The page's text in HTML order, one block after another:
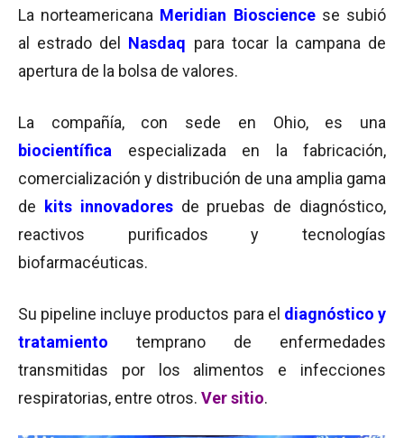
La norteamericana Meridian Biosciencese subió
al estrado del Nasdaq para tocar la campana de
apertura de la bolsa de valores.
La compañía, con sede en Ohio, es una
biocientífica especializada en la fabricación,
comercialización y distribución de una amplia gama
de
kits innovadoresde pruebas de diagnóstico,
reactivos purificados y tecnologías
biofarmacéuticas.
Su pipeline incluye productos para el diagnóstico y
tratamiento temprano de enfermedades
transmitidas por los alimentos e infecciones
respiratorias, entre otros. Ver sitio.